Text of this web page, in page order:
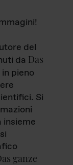
del
da Das
pieno
Si
insieme
ganze